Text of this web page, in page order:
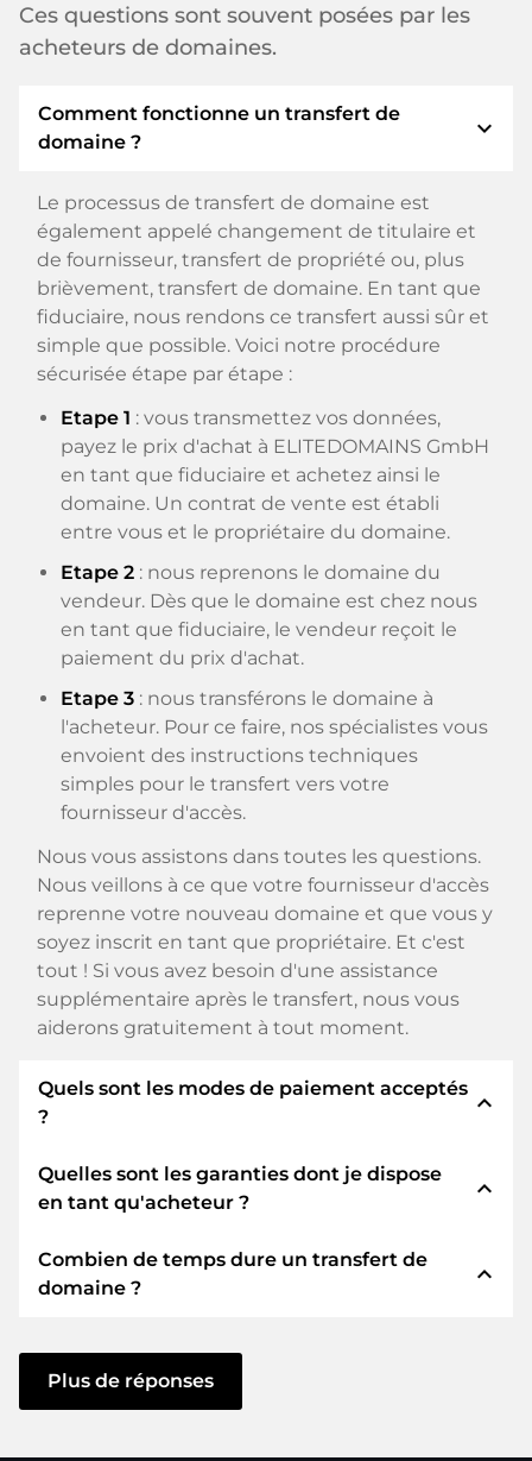
Ces questions sont souvent posées par les
acheteurs de domaines.
Comment fonctionne un transfert de
domaine ?
expand_more
Le processus de transfert de domaine est
également appelé changement de titulaire et
de fournisseur, transfert de propriété ou, plus
brièvement, transfert de domaine. En tant que
fiduciaire, nous rendons ce transfert aussi sûr et
simple que possible. Voici notre procédure
sécurisée étape par étape :
Etape 1 : vous transmettez vos données,
payez le prix d'achat à ELITEDOMAINS GmbH
en tant que fiduciaire et achetez ainsi le
domaine. Un contrat de vente est établi
entre vous et le propriétaire du domaine.
Etape 2 : nous reprenons le domaine du
vendeur. Dès que le domaine est chez nous
en tant que fiduciaire, le vendeur reçoit le
paiement du prix d'achat.
Etape 3 : nous transférons le domaine à
l'acheteur. Pour ce faire, nos spécialistes vous
envoient des instructions techniques
simples pour le transfert vers votre
fournisseur d'accès.
Nous vous assistons dans toutes les questions.
Nous veillons à ce que votre fournisseur d'accès
reprenne votre nouveau domaine et que vous y
soyez inscrit en tant que propriétaire. Et c'est
tout ! Si vous avez besoin d'une assistance
supplémentaire après le transfert, nous vous
aiderons gratuitement à tout moment.
Quels sont les modes de paiement acceptés
?
expand_less
Nous utilisons SEPA comme paiement anticipé
et utilisons STRIPE comme prestataire de
paiement disponibles tels que : Cartes de crédit,
PayPal, Klarna, ApplePay, GooglePay, Alipay ou
Quelles sont les garanties dont je dispose
en tant qu'acheteur ?
expand_less
En tant qu'acheteur, nous vous garantissons
toujours les sécurités suivantes. Nous nous en
fidéicommissaire de domaine
Combien de temps dure un transfert de
domaine ?
expand_less
Le transfert de domaine vers un nouveau
fournisseur se fait par des processus
automatisés et se déroule en temps réel. Pour
Plus de réponses